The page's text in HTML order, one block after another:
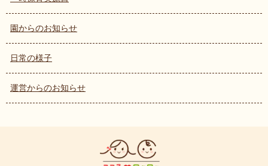
園からのお知らせ
日常の様子
運営からのお知らせ